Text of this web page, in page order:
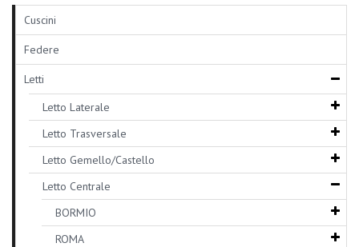
Cuscini
Federe
Letti
Letto Laterale
Letto Trasversale
Letto Gemello/Castello
Letto Centrale
BORMIO
ROMA